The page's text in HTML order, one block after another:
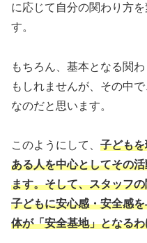
に応じて自分の関わり方
す。
もちろん、基本となる関
もしれませんが、その中
なのだと思います。
このようにして、 子ども
ある人を中心としてその
ます。そして、スタッフ
子どもに安心感・安全感
体が「安全基地」となる